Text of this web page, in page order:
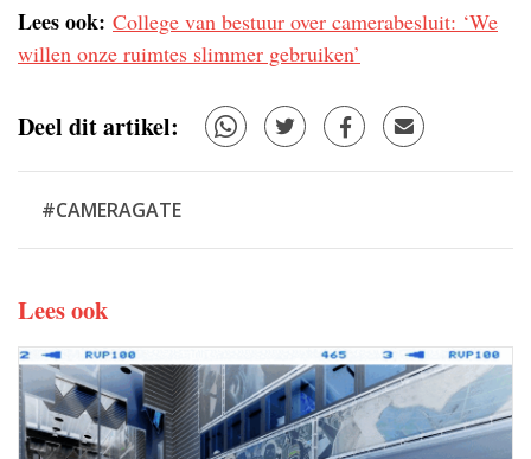
Lees ook: College van bestuur over camerabesluit: ‘We
willen onze ruimtes slimmer gebruiken’
Deel dit artikel:
#CAMERAGATE
Lees ook